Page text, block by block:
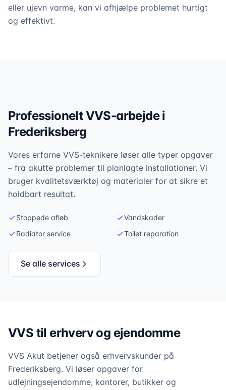
eller ujevn varme, kan vi afhjælpe problemet hurtigt
og effektivt.
Professionelt VVS-arbejde i
Frederiksberg
Vores erfarne VVS-teknikere løser alle typer opgaver
– fra akutte problemer til planlagte installationer. Vi
bruger kvalitetsværktøj og materialer for at sikre et
holdbart resultat.
Stoppede afløb
Vandskader
Radiator service
Toilet reparation
Se alle services
VVS til erhverv og ejendomme
VVS Akut betjener også erhvervskunder på
Frederiksberg. Vi løser opgaver for
udlejningsejendomme, kontorer, butikker og